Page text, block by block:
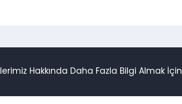
Hakkında Daha Fazla Bilgi Almak İçin